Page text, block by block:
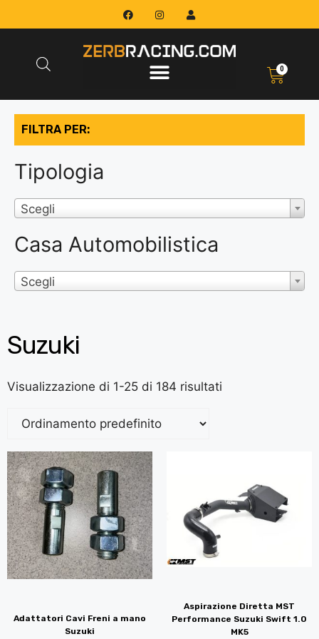
0
FILTRA PER:
Tipologia
Scegli
Casa Automobilistica
Scegli
Suzuki
Visualizzazione di 1-25 di 184 risultati
Adattatori Cavi Freni a mano
Suzuki
Aspirazione Diretta MST
Performance Suzuki Swift 1.0
MK5